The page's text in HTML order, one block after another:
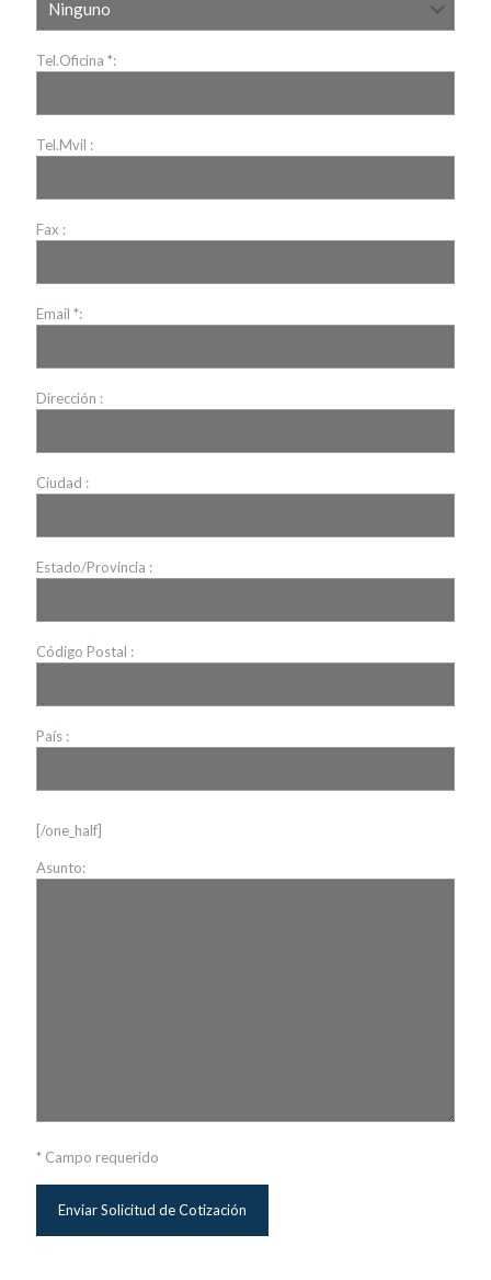
Tel.Oficina *:
Tel.Mvil :
Fax :
Email *:
Dirección :
Ciudad :
Estado/Provincia :
Código Postal :
País :
[/one_half]
Asunto:
* Campo requerido